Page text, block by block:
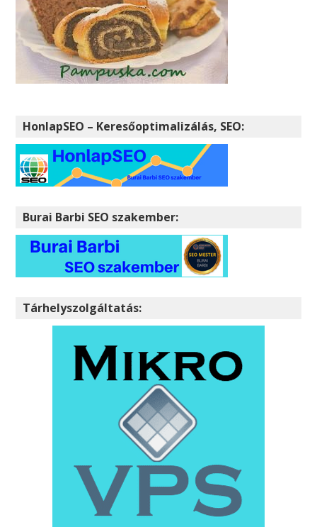
HonlapSEO – Keresőoptimalizálás, SEO:
Burai Barbi SEO szakember:
Tárhelyszolgáltatás: